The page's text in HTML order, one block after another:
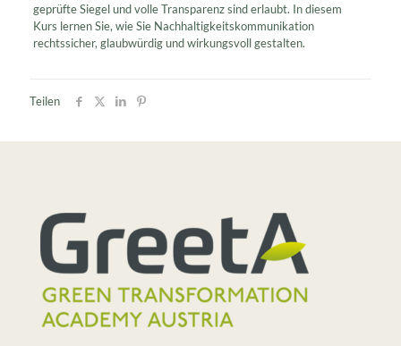
geprüfte Siegel und volle Transparenz sind erlaubt. In diesem
Kurs lernen Sie, wie Sie Nachhaltigkeitskommunikation
rechtssicher, glaubwürdig und wirkungsvoll gestalten.
Teilen